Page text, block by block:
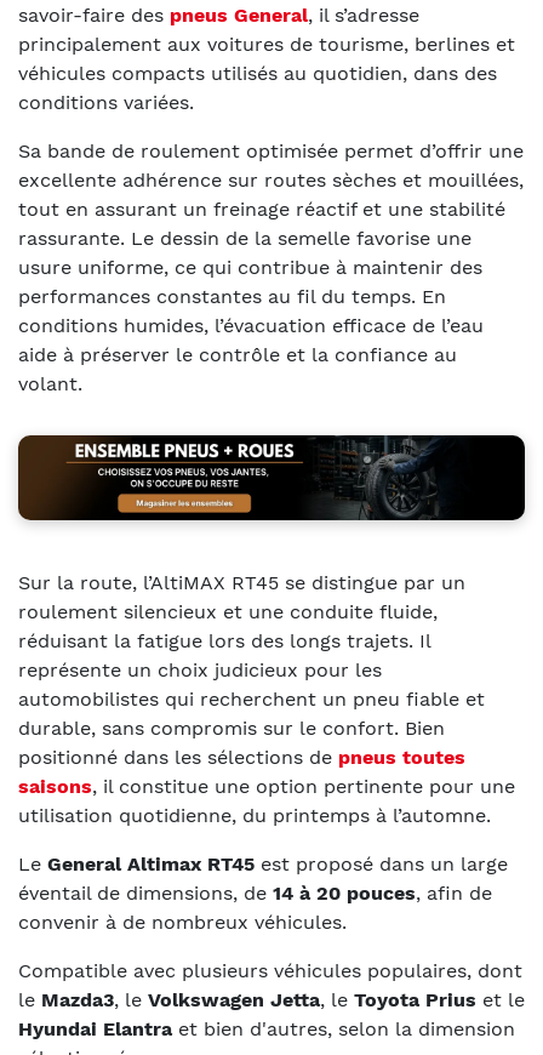
savoir-faire des pneus General, il s’adresse
principalement aux voitures de tourisme, berlines et
véhicules compacts utilisés au quotidien, dans des
conditions variées.
Sa bande de roulement optimisée permet d’offrir une
excellente adhérence sur routes sèches et mouillées,
tout en assurant un freinage réactif et une stabilité
rassurante. Le dessin de la semelle favorise une
usure uniforme, ce qui contribue à maintenir des
performances constantes au fil du temps. En
conditions humides, l’évacuation efficace de l’eau
aide à préserver le contrôle et la confiance au
volant.
Sur la route, l’AltiMAX RT45 se distingue par un
roulement silencieux et une conduite fluide,
réduisant la fatigue lors des longs trajets. Il
représente un choix judicieux pour les
automobilistes qui recherchent un pneu fiable et
durable, sans compromis sur le confort. Bien
positionné dans les sélections de pneus toutes
saisons, il constitue une option pertinente pour une
utilisation quotidienne, du printemps à l’automne.
Le General Altimax RT45 est proposé dans un large
éventail de dimensions, de 14 à 20 pouces, afin de
convenir à de nombreux véhicules.
Compatible avec plusieurs véhicules populaires, dont
le Mazda3, le Volkswagen Jetta, le Toyota Prius et le
Hyundai Elantraet bien d'autres, selon la dimension